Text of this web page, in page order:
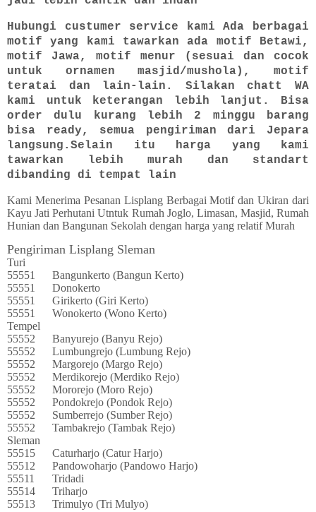
Hubungi custumer service kami Ada berbagai
motif yang kami tawarkan ada motif Betawi,
motif Jawa, motif menur (sesuai dan cocok
untuk ornamen masjid/mushola), motif
teratai dan lain-lain. Silakan chatt WA
kami untuk keterangan lebih lanjut. Bisa
order dulu kurang lebih 2 minggu barang
bisa ready, semua pengiriman dari Jepara
langsung.Selain itu harga yang kami
tawarkan lebih murah dan standart
dibanding di tempat lain
Kami Menerima Pesanan Lisplang Berbagai Motif dan Ukiran dari
Kayu Jati Perhutani Utntuk Rumah Joglo, Limasan, Masjid, Rumah
Hunian dan Bangunan Sekolah dengan harga yang relatif Murah
Pengiriman Lisplang Sleman
Turi
55551
Bangunkerto (Bangun Kerto)
55551
Donokerto
55551
Girikerto (Giri Kerto)
55551
Wonokerto (Wono Kerto)
Tempel
55552
Banyurejo (Banyu Rejo)
55552
Lumbungrejo (Lumbung Rejo)
55552
Margorejo (Margo Rejo)
55552
Merdikorejo (Merdiko Rejo)
55552
Mororejo (Moro Rejo)
55552
Pondokrejo (Pondok Rejo)
55552
Sumberrejo (Sumber Rejo)
55552
Tambakrejo (Tambak Rejo)
Sleman
55515
Caturharjo (Catur Harjo)
55512
Pandowoharjo (Pandowo Harjo)
55511
Tridadi
55514
Triharjo
55513
Trimulyo (Tri Mulyo)